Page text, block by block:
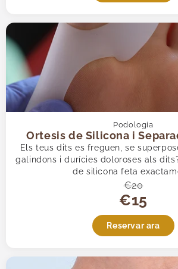
Podologia
Ortesis de Silicona i
Els teus dits es freguen, se
galindons i durícies doloroses als
de silicona feta
€20
€15
Reservar ara